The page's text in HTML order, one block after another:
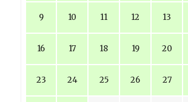
9 10 11 12 13
16 17 18 19 20
23 24 25 26 27